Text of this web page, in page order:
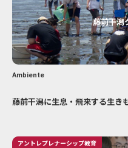
藤前干潟
Ambiente
藤前干潟に生息・飛来する生き
アントレプレナーシップ教育